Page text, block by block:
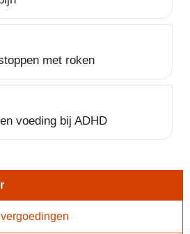
met roken
voeding bij ADHD